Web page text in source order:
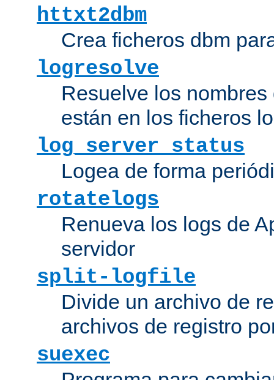
httxt2dbm
Crea ficheros dbm
logresolve
Resuelve los
están en los ficheros
log_server_status
Logea de forma
rotatelogs
Renueva los logs de
servidor
split-logfile
Divide un archivo de
archivos de registro
suexec